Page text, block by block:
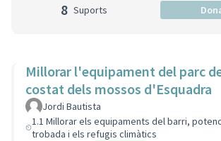
8 Suports
Millorar l'equipament del parc
costat dels mossos d'Esquadra
Jordi Bautista
1.1 Millorar els equipaments del barri,
trobada i els refugis climàtics